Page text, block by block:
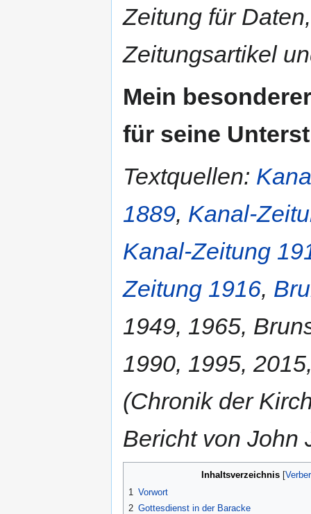
Zeitung für
Zeitungsartikel
Mein
für seine
Textquellen:
1889, Kanal-
Kanal-Zeitung
Zeitung 1916,
1949, 1965,
1990, 1995,
(Chronik der
Bericht von John
Inhaltsverzeichnis
1 Vorwort
2 Gottesdienst in der Baracke